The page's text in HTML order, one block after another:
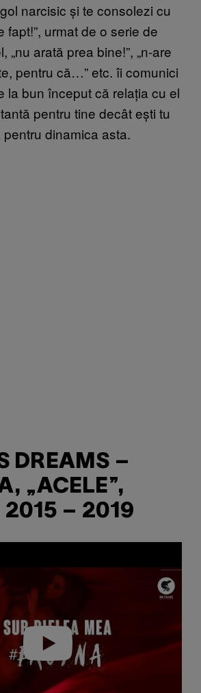
narcisic și te consolezi cu
fapt!”, urmat de o serie de
„nu arată prea bine!”, „n-are
pentru că…” etc. îi comunici
la bun început că relația cu el
pentru tine decât ești tu
dinamica asta.
DREAMS –
„ACELE”,
2015 – 2019